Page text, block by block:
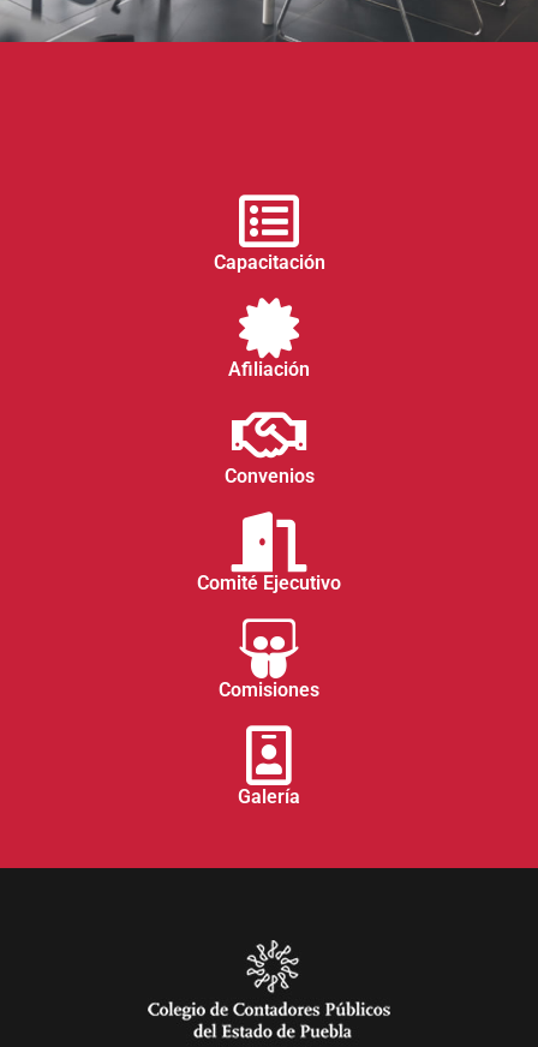
Capacitación
Afiliación
Convenios
Comité Ejecutivo
Comisiones
Galería